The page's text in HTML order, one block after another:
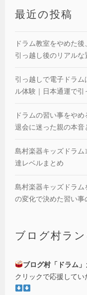
最近の投稿
ドラム教室をやめた
引っ越し後のリアル
引っ越しで電子ドラ
ル体験｜日本通運で引
ドラムの習い事をや
退会に迷った親の本音
島村楽器キッズドラ
達レベルまとめ
島村楽器キッズドラ
の変化で決めた習い事
ブログ村ラ
ブログ村「ドラム
クリックで応援してい